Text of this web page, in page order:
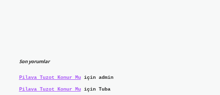
Son yorumlar
Pilava Tuzot Konur Muiçin admin
Pilava Tuzot Konur Muiçin Tuba